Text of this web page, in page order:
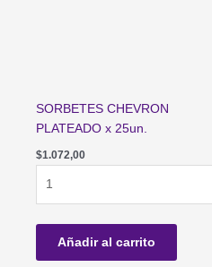
SORBETES CHEVRON
PLATEADO x 25un.
$1.072,00
Añadir al carrito